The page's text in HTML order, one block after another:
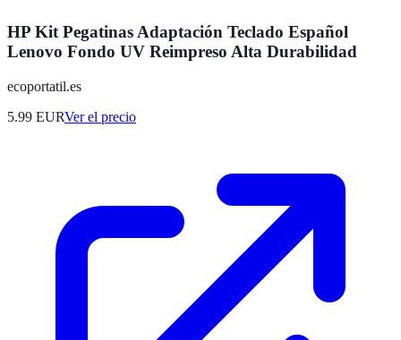
HP Kit Pegatinas Adaptación Teclado Español
Lenovo Fondo UV Reimpreso Alta Durabilidad
ecoportatil.es
5.99 EURVer el precio